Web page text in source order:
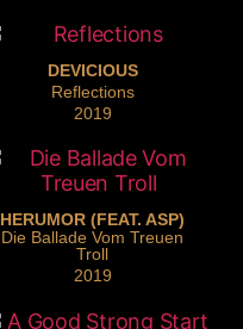
DEVICIOUS
Reflections
2019
HERUMOR (FEAT. ASP)
Die Ballade Vom Treuen
Troll
2019